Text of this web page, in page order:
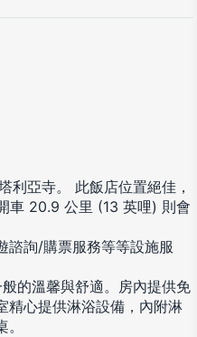
利亞寺。 此飯店位置絕佳，
車 20.9 公里 (13 英哩) 則會
諮詢/購票服務等等設施服
的溫馨與舒適。房內提供免
精心提供淋浴設備，內附淋